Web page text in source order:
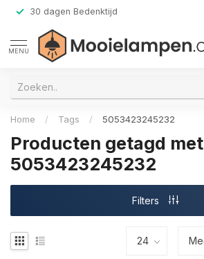
30 dagen Bedenktijd
MENU
Home / Tags / 5053423245232
Producten getagd met
5053423245232
Filters